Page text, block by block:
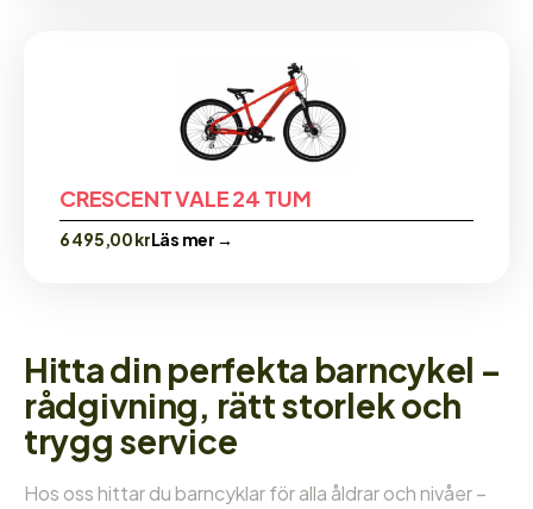
CRESCENT VALE 24 TUM
6 495,00krLäs mer →
Hitta din perfekta barncykel –
rådgivning, rätt storlek och
trygg service
Hos oss hittar du barncyklar för alla åldrar och nivåer –